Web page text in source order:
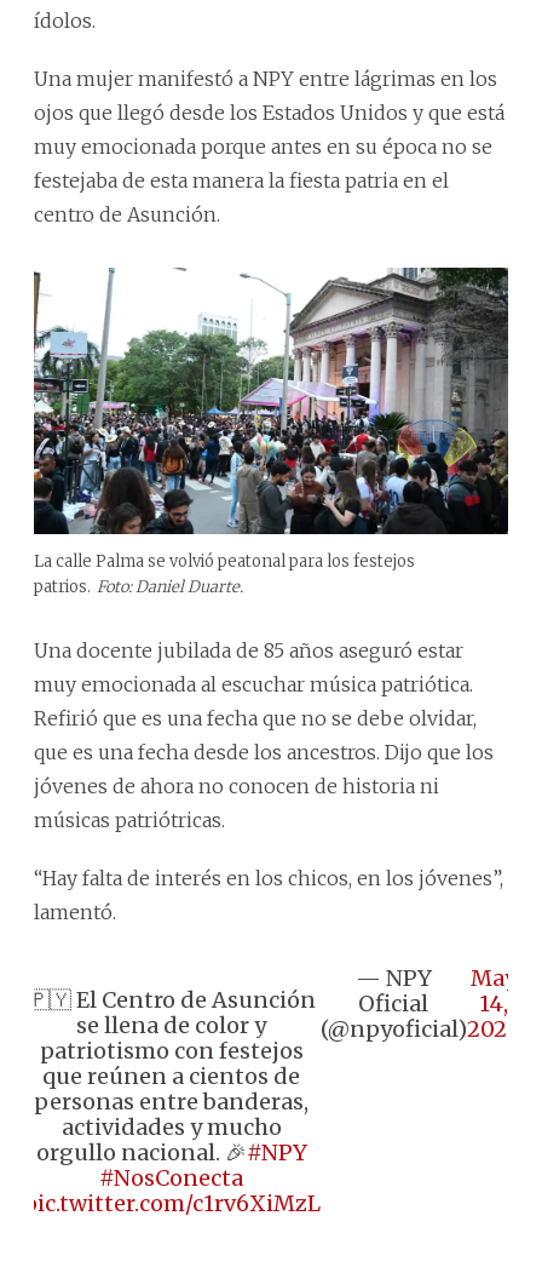
ídolos.
Una mujer manifestó a NPY entre lágrimas en los
ojos que llegó desde los Estados Unidos y que está
muy emocionada porque antes en su época no se
festejaba de esta manera la fiesta patria en el
centro de Asunción.
La calle Palma se volvió peatonal para los festejos
patrios. Foto: Daniel Duarte.
Una docente jubilada de 85 años aseguró estar
muy emocionada al escuchar música patriótica.
Refirió que es una fecha que no se debe olvidar,
que es una fecha desde los ancestros. Dijo que los
jóvenes de ahora no conocen de historia ni
músicas patriótricas.
“Hay falta de interés en los chicos, en los jóvenes”,
lamentó.
🇵🇾 El Centro de Asunción
se llena de color y
patriotismo con festejos
que reúnen a cientos de
personas entre banderas,
actividades y mucho
orgullo nacional. 🎉#NPY
#NosConecta
pic.twitter.com/c1rv6XiMzL
— NPY
Oficial
(@npyoficial)
May
14,
2026